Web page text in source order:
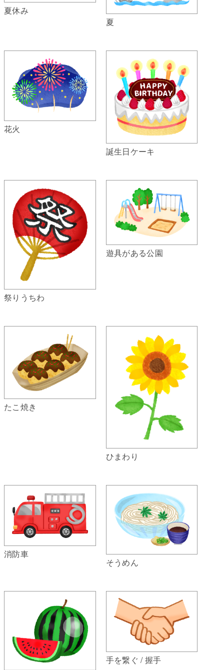
夏休み
夏
花火
誕生日ケーキ
祭りうちわ
遊具がある公園
たこ焼き
ひまわり
消防車
そうめん
手を繋ぐ / 握手